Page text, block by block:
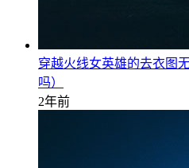
穿越火线女英雄的去衣图
吗）
2年前